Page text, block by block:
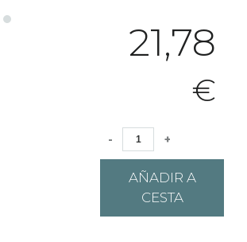
21,78
€
- +
AÑADIR A
CESTA